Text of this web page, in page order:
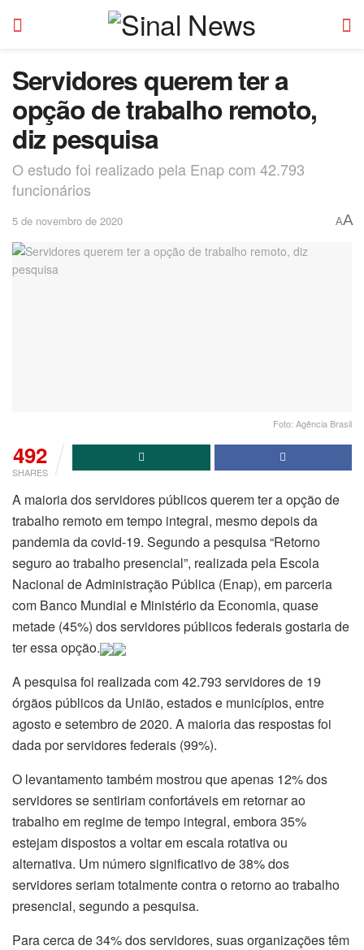
Servidores querem ter a
opção de trabalho remoto,
diz pesquisa
O estudo foi realizado pela Enap com 42.793
funcionários
5 de novembro de 2020 AA
Foto: Agência Brasil
492
SHARES
A maioria dos servidores públicos querem ter a opção de
trabalho remoto em tempo integral, mesmo depois da
pandemia da covid-19. Segundo a pesquisa “Retorno
seguro ao trabalho presencial”, realizada pela Escola
Nacional de Administração Pública (Enap), em parceria
com Banco Mundial e Ministério da Economia, quase
metade (45%) dos servidores públicos federais gostaria de
ter essa opção.
A pesquisa foi realizada com 42.793 servidores de 19
órgãos públicos da União, estados e municípios, entre
agosto e setembro de 2020. A maioria das respostas foi
dada por servidores federais (99%).
O levantamento também mostrou que apenas 12% dos
servidores se sentiriam confortáveis em retornar ao
trabalho em regime de tempo integral, embora 35%
estejam dispostos a voltar em escala rotativa ou
alternativa. Um número significativo de 38% dos
servidores seriam totalmente contra o retorno ao trabalho
presencial, segundo a pesquisa.
Para cerca de 34% dos servidores, suas organizações têm